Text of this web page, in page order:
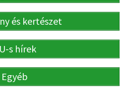
és kertészet
s hírek
Egyéb